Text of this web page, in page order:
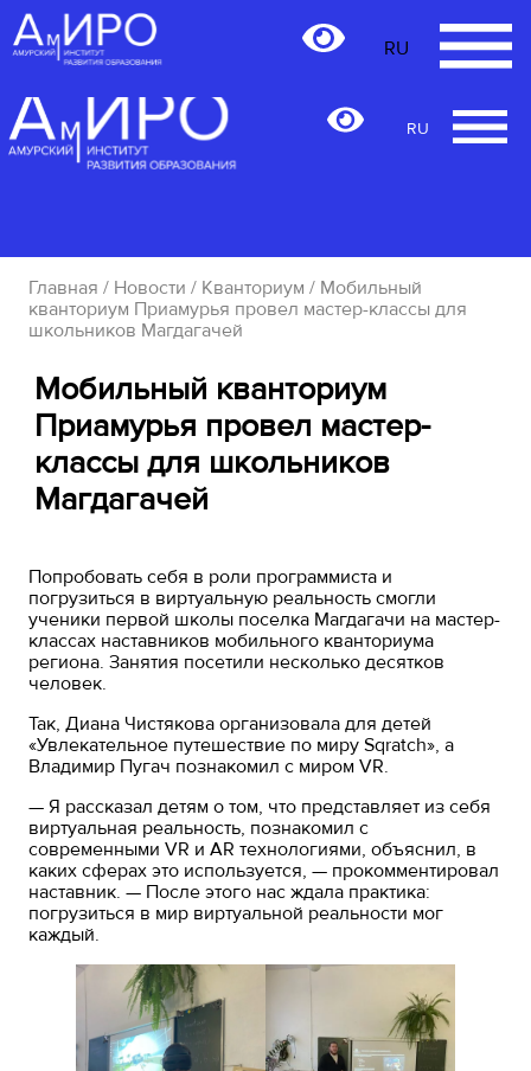
RU
RU
Главная / Новости / Кванториум / Мобильный
кванториум Приамурья провел мастер-классы для
школьников Магдагачей
Мобильный кванториум
Приамурья провел мастер-
классы для школьников
Магдагачей
Попробовать себя в роли программиста и
погрузиться в виртуальную реальность смогли
ученики первой школы поселка Магдагачи на мастер-
классах наставников мобильного кванториума
региона. Занятия посетили несколько десятков
человек.
Так, Диана Чистякова организовала для детей
«Увлекательное путешествие по миру Sqratch», а
Владимир Пугач познакомил с миром VR.
— Я рассказал детям о том, что представляет из себя
виртуальная реальность, познакомил с
современными VR и AR технологиями, объяснил, в
каких сферах это используется, — прокомментировал
наставник. — После этого нас ждала практика:
погрузиться в мир виртуальной реальности мог
каждый.